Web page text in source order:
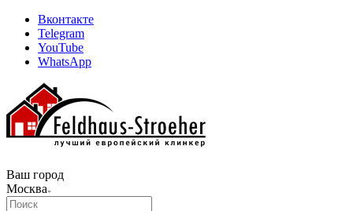
Вконтакте
Telegram
YouTube
WhatsApp
Ваш город
Москва